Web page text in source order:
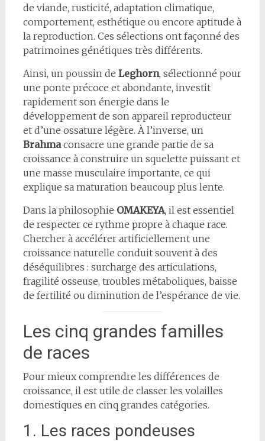
de viande, rusticité, adaptation climatique,
comportement, esthétique ou encore aptitude à
la reproduction. Ces sélections ont façonné des
patrimoines génétiques très différents.
Ainsi, un poussin de Leghorn, sélectionné pour
une ponte précoce et abondante, investit
rapidement son énergie dans le
développement de son appareil reproducteur
et d’une ossature légère. À l’inverse, un
Brahmaconsacre une grande partie de sa
croissance à construire un squelette puissant et
une masse musculaire importante, ce qui
explique sa maturation beaucoup plus lente.
Dans la philosophie OMAKEYA, il est essentiel
de respecter ce rythme propre à chaque race.
Chercher à accélérer artificiellement une
croissance naturelle conduit souvent à des
déséquilibres : surcharge des articulations,
fragilité osseuse, troubles métaboliques, baisse
de fertilité ou diminution de l’espérance de vie.
Les cinq grandes familles
de races
Pour mieux comprendre les différences de
croissance, il est utile de classer les volailles
domestiques en cinq grandes catégories.
1. Les races pondeuses